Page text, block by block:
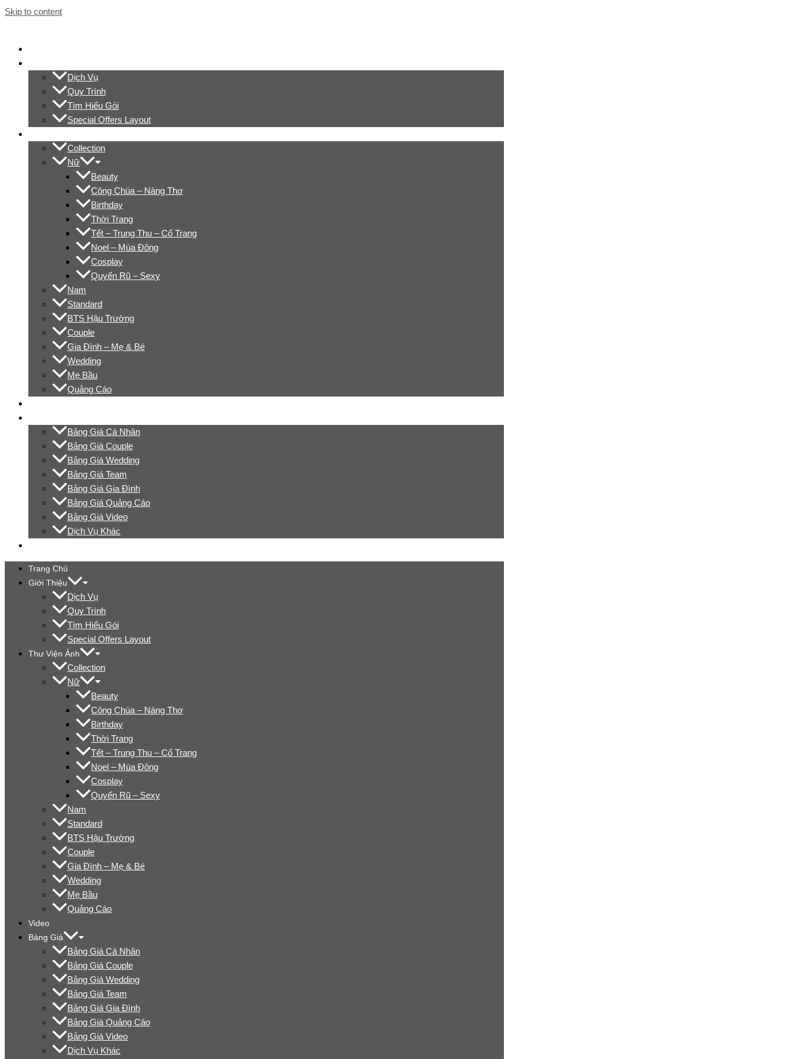
Skip to content
Dịch Vụ
Quy Trình
Tìm Hiểu Gói
Special Offers Layout
Collection
Nữ
Beauty
Công Chúa – Nàng Thơ
Birthday
Thời Trang
Tết – Trung Thu – Cổ Trang
Noel – Mùa Đông
Cosplay
Quyến Rũ – Sexy
Nam
Standard
BTS Hậu Trường
Couple
Gia Đình – Mẹ & Bé
Wedding
Mẹ Bầu
Quảng Cáo
Bảng Giá Cá Nhân
Bảng Giá Couple
Bảng Giá Wedding
Bảng Giá Team
Bảng Giá Gia Đình
Bảng Giá Quảng Cáo
Bảng Giá Video
Dịch Vụ Khác
Trang Chủ
Giới Thiệu
Dịch Vụ
Quy Trình
Tìm Hiểu Gói
Special Offers Layout
Thư Viện Ảnh
Collection
Nữ
Beauty
Công Chúa – Nàng Thơ
Birthday
Thời Trang
Tết – Trung Thu – Cổ Trang
Noel – Mùa Đông
Cosplay
Quyến Rũ – Sexy
Nam
Standard
BTS Hậu Trường
Couple
Gia Đình – Mẹ & Bé
Wedding
Mẹ Bầu
Quảng Cáo
Video
Bảng Giá
Bảng Giá Cá Nhân
Bảng Giá Couple
Bảng Giá Wedding
Bảng Giá Team
Bảng Giá Gia Đình
Bảng Giá Quảng Cáo
Bảng Giá Video
Dịch Vụ Khác